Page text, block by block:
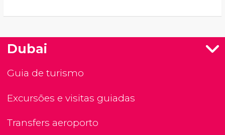
Dubai
Guia de turismo
Excursões e visitas guiadas
Transfers aeroporto